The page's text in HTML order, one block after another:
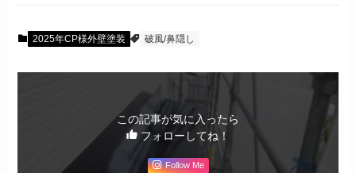
2025年CP様外壁塗装 破風/鼻隠し
この記事が気に入ったら
フォローしてね！
Follow Me